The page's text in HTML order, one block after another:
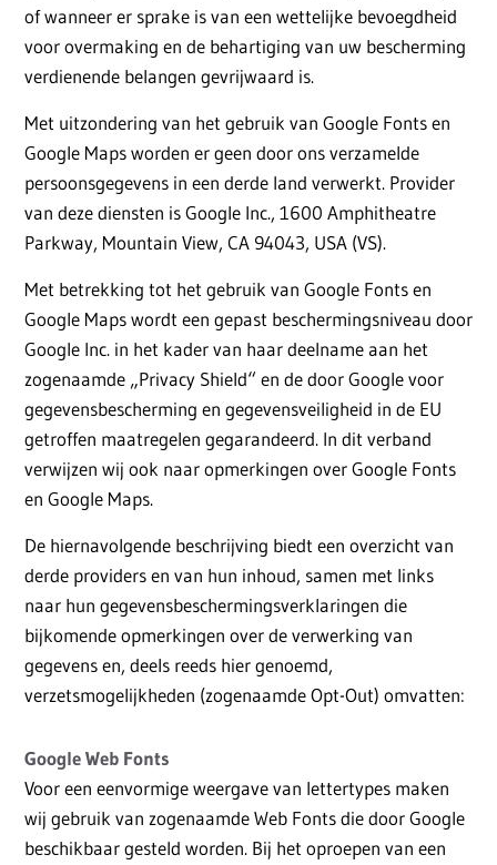
of wanneer er sprake is van een wettelijke bevoegdheid
voor overmaking en de behartiging van uw bescherming
verdienende belangen gevrijwaard is.
Met uitzondering van het gebruik van Google Fonts en
Google Maps worden er geen door ons verzamelde
persoonsgegevens in een derde land verwerkt. Provider
van deze diensten is Google Inc., 1600 Amphitheatre
Parkway, Mountain View, CA 94043, USA (VS).
Met betrekking tot het gebruik van Google Fonts en
Google Maps wordt een gepast beschermingsniveau door
Google Inc. in het kader van haar deelname aan het
zogenaamde „Privacy Shield“ en de door Google voor
gegevensbescherming en gegevensveiligheid in de EU
getroffen maatregelen gegarandeerd. In dit verband
verwijzen wij ook naar opmerkingen over Google Fonts
en Google Maps.
De hiernavolgende beschrijving biedt een overzicht van
derde providers en van hun inhoud, samen met links
naar hun gegevensbeschermingsverklaringen die
bijkomende opmerkingen over de verwerking van
gegevens en, deels reeds hier genoemd,
verzetsmogelijkheden (zogenaamde Opt-Out) omvatten:
Google Web Fonts
Voor een eenvormige weergave van lettertypes maken
wij gebruik van zogenaamde Web Fonts die door Google
beschikbaar gesteld worden. Bij het oproepen van een